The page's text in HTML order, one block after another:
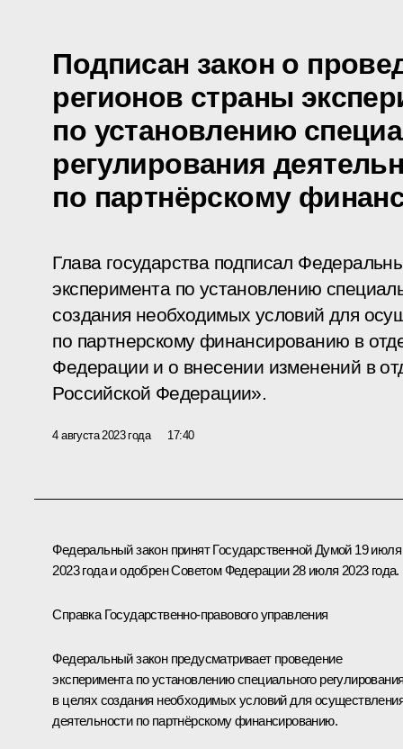
Подписан закон о
регионов страны
по установлению
регулирования
по партнёрскому
Глава государства подписал
эксперимента по установлению
создания необходимых условий для
по партнерскому финансированию в
Федерации и о внесении изменений в
Российской Федерации».
4 августа 2023 года 17:40
Федеральный закон принят Государственной Думой 19 июля
2023 года и одобрен Советом Федерации 28 июля 2023 года.
Справка Государственно-правового управления
Федеральный закон предусматривает проведение
эксперимента по установлению специального
в целях создания необходимых условий для
деятельности по партнёрскому финансированию.